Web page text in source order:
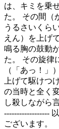
は、キミを乗
た。 その間（
うるさいくら
えん）を上げ
鳴る胸の鼓動
た。 その旋律
（「あっ！」
上げて駆けつ
の当時と全く
し殺しながら
------------------
ございます。